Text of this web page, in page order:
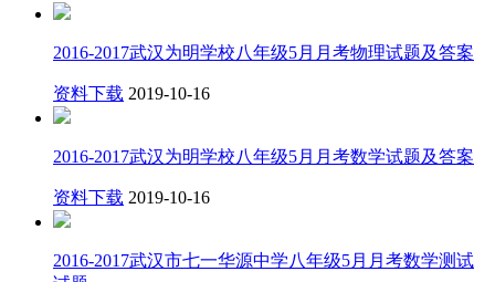
2016-2017武汉为明学校八年级5月月考物理试题及答案
资料下载 2019-10-16
2016-2017武汉为明学校八年级5月月考数学试题及答案
资料下载 2019-10-16
2016-2017武汉市七一华源中学八年级5月月考数学测试